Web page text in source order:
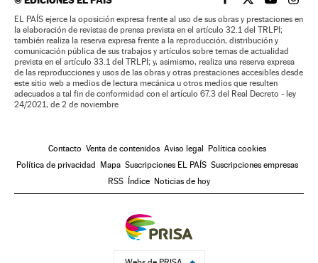
EL PAÍS BRASIL EN
EL PAÍSEL PAÍS
EL
EL PAÍS ejerce la oposición expresa frente al uso de sus obras y prestaciones en
la elaboración de revistas de prensa prevista en el artículo 32.1 del TRLPI;
también realiza la reserva expresa frente a la reproducción, distribución y
comunicación pública de sus trabajos y artículos sobre temas de actualidad
prevista en el artículo 33.1 del TRLPI; y, asimismo, realiza una reserva expresa
de las reproducciones y usos de las obras y otras prestaciones accesibles desde
este sitio web a medios de lectura mecánica u otros medios que resulten
adecuados a tal fin de conformidad con el artículo 67.3 del Real Decreto - ley
24/2021, de 2 de noviembre
Contacto Venta de contenidos Aviso legal
Política cookies
Política de privacidad
Mapa Suscripciones EL PAÍS Suscripciones empresas
RSS
Índice Noticias de hoy